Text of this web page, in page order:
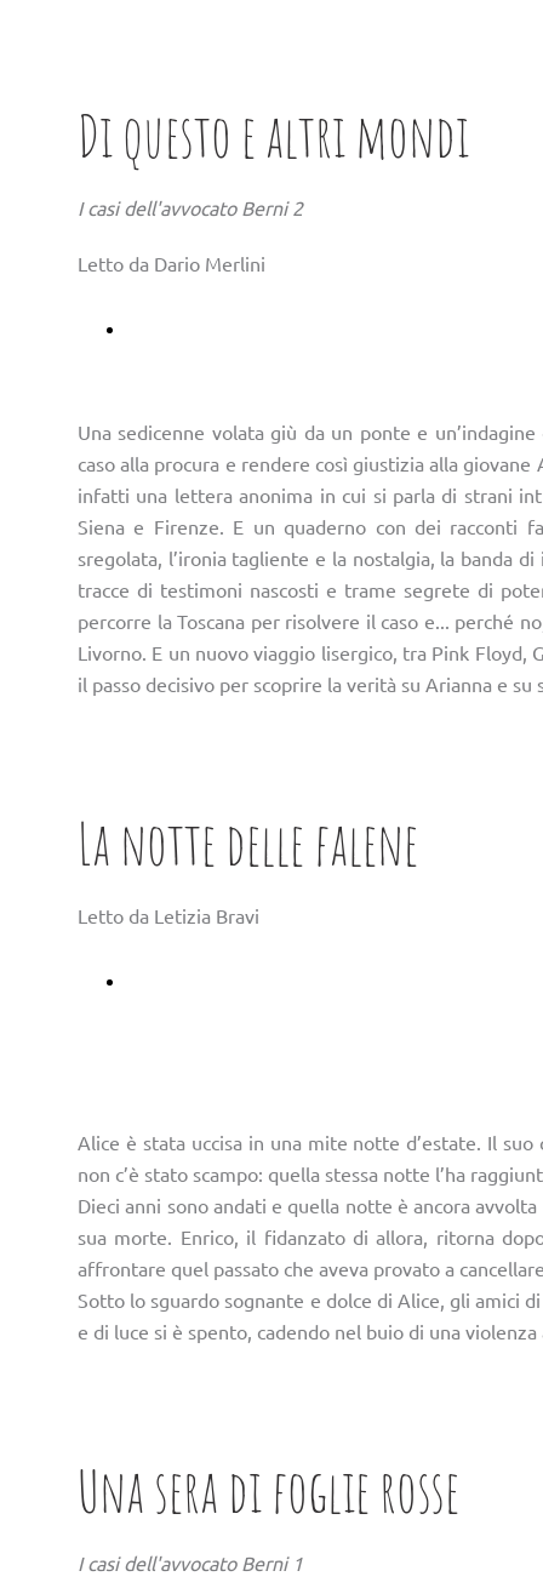
Di questo e altri mondi
I casi dell'avvocato Berni 2
Letto da Dario Merlini
Una sedicenne volata giù da un ponte e
caso alla procura e rendere così giustizia alla
infatti una lettera anonima in cui si parla di strani
Siena e Firenze. E un quaderno con dei racconti
sregolata, l’ironia tagliente e la nostalgia, la banda
tracce di testimoni nascosti e trame segrete di
percorre la Toscana per risolvere il caso e... perché
Livorno. E un nuovo viaggio lisergico, tra Pink
il passo decisivo per scoprire la verità su Arianna e su
La notte delle falene
Letto da Letizia Bravi
Alice è stata uccisa in una mite notte d’estate. Il
non c’è stato scampo: quella stessa notte l’ha
Dieci anni sono andati e quella notte è ancora
sua morte. Enrico, il fidanzato di allora, ritorna
affrontare quel passato che aveva provato a
Sotto lo sguardo sognante e dolce di Alice, gli amici
e di luce si è spento, cadendo nel buio di una
Una sera di foglie rosse
I casi dell'avvocato Berni 1